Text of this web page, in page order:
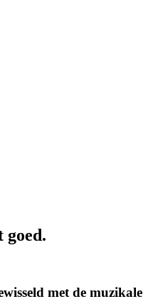
goed.
met de muzikale